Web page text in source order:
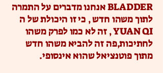
BLADDER אנחנו מדברים על התמרה
לתוך משהו חדש , כי זו היכולת של ה
YUAN QI , זה לא כמו לפרק משהו
לחתיכות,פה זה להביא משהו חדש
מתוך פוטנציאל שהוא אינסופי.